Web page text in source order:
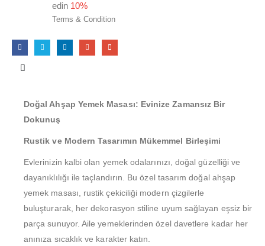
edin 10%
Terms & Condition
Doğal Ahşap Yemek Masası: Evinize Zamansız Bir
Dokunuş
Rustik ve Modern Tasarımın Mükemmel Birleşimi
Evlerinizin kalbi olan yemek odalarınızı, doğal güzelliği ve
dayanıklılığı ile taçlandırın. Bu özel tasarım doğal ahşap
yemek masası, rustik çekiciliği modern çizgilerle
buluşturarak, her dekorasyon stiline uyum sağlayan eşsiz bir
parça sunuyor. Aile yemeklerinden özel davetlere kadar her
anınıza sıcaklık ve karakter katın.